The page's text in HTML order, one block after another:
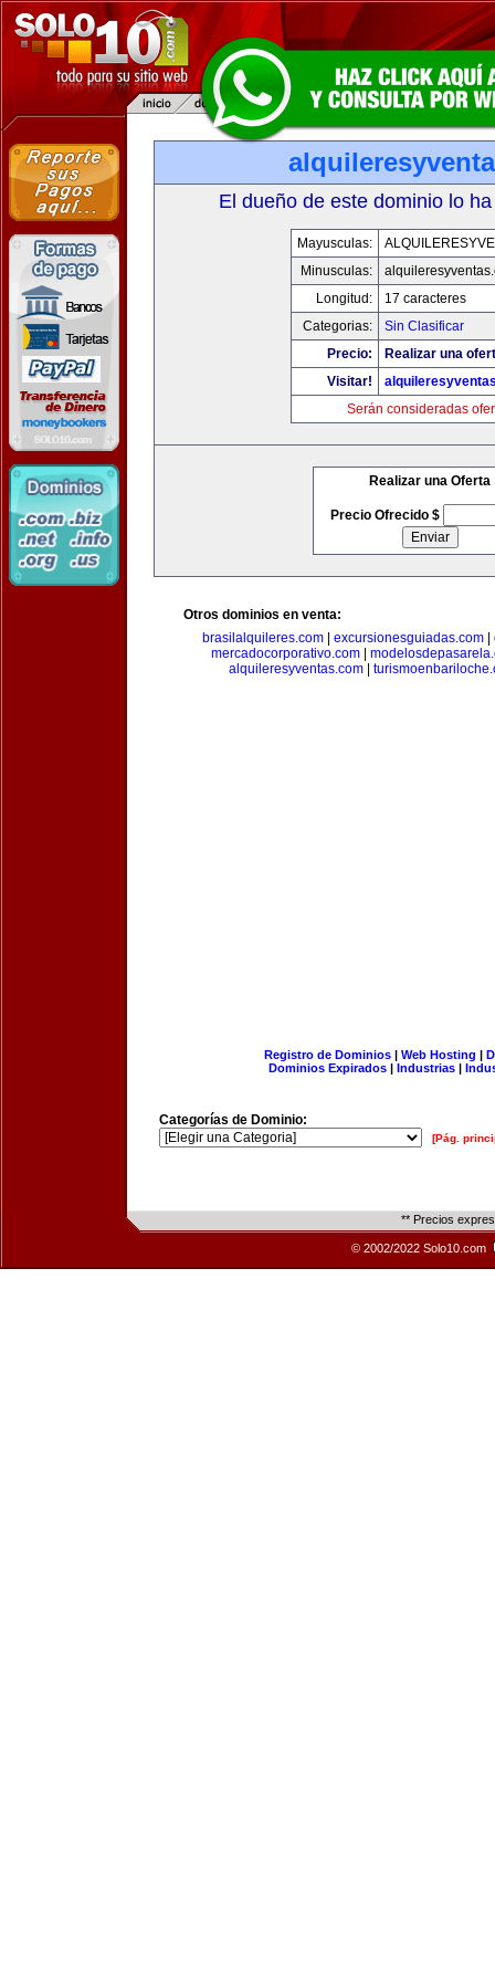
El dueño de este dominio lo
Mayusculas:
Minusculas:
Longitud:
17 caracteres
Categorias:
Sin Clasificar
Precio:
Realizar una
Visitar!
Serán consideradas
Realizar una Oferta
Precio Ofrecido $
Otros dominios en venta:
brasilalquileres.com
excursionesguiadas.com
mercadocorporativo.com|
alquileresyventas.com
Registro de Dominios| Web Hosting |
Dominios Expirados | Industrias |
Categorías de Dominio:
[Pág.
** Precios
© 2002/2022 Solo10.com